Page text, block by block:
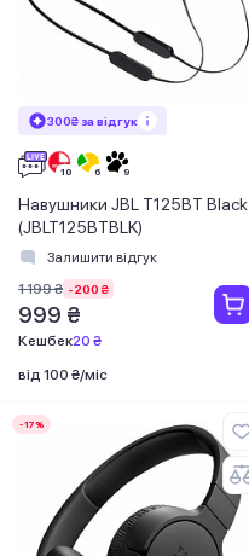
300₴ за відгук
Навушники JBL T125BT Black
(JBLT125BTBLK)
Залишити відгук
1 199 ₴ -200 ₴
999 ₴
Кешбек20 ₴
від 100 ₴/міс
-17%